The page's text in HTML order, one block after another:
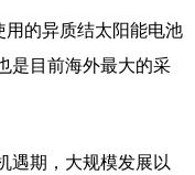
的异质结太阳能电池
是目前海外最大的采
期，大规模发展以